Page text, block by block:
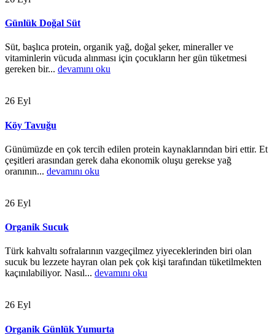
Günlük Doğal Süt
Süt, başlıca protein, organik yağ, doğal şeker, mineraller ve
vitaminlerin vücuda alınması için çocukların her gün tüketmesi
gereken bir... devamını oku
26 Eyl
Köy Tavuğu
Günümüzde en çok tercih edilen protein kaynaklarından biri ettir. Et
çeşitleri arasından gerek daha ekonomik oluşu gerekse yağ
oranının... devamını oku
26 Eyl
Organik Sucuk
Türk kahvaltı sofralarının vazgeçilmez yiyeceklerinden biri olan
sucuk bu lezzete hayran olan pek çok kişi tarafından tüketilmekten
kaçınılabiliyor. Nasıl... devamını oku
26 Eyl
Organik Günlük Yumurta